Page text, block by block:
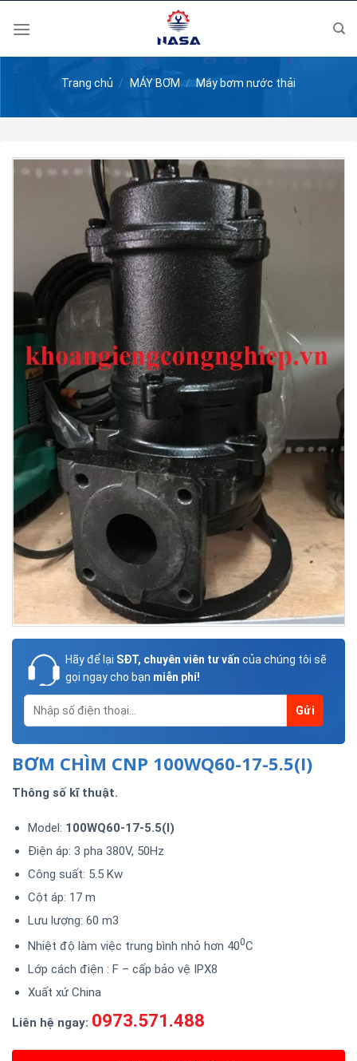
Trang chủ / MÁY BƠM / Máy bơm nước thải
Hãy để lại SĐT, chuyên viên tư vấn của chúng tôi sẽ
gọi ngay cho bạn miễn phí!
BƠM CHÌM CNP 100WQ60-17-5.5(I)
Thông số kĩ thuật.
Model: 100WQ60-17-5.5(I)
Điện áp: 3 pha 380V, 50Hz
Công suất: 5.5 Kw
Cột áp: 17 m
Lưu lượng: 60 m3
Nhiệt độ làm việc trung bình nhỏ hơn 400C
Lớp cách điện : F – cấp bảo vệ IPX8
Xuất xứ China
Liên hệ ngay: 0973.571.488